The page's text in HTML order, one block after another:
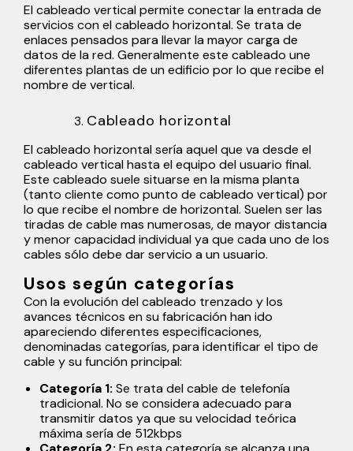
El cableado vertical permite conectar la entrada de
servicios con el cableado horizontal. Se trata de
enlaces pensados para llevar la mayor carga de
datos de la red. Generalmente este cableado une
diferentes plantas de un edificio por lo que recibe el
nombre de vertical.
Cableado horizontal
El cableado horizontal sería aquel que va desde el
cableado vertical hasta el equipo del usuario final.
Este cableado suele situarse en la misma planta
(tanto cliente como punto de cableado vertical) por
lo que recibe el nombre de horizontal. Suelen ser las
tiradas de cable mas numerosas, de mayor distancia
y menor capacidad individual ya que cada uno de los
cables sólo debe dar servicio a un usuario.
Usos según categorías
Con la evolución del cableado trenzado y los
avances técnicos en su fabricación han ido
apareciendo diferentes especificaciones,
denominadas categorías, para identificar el tipo de
cable y su función principal:
Categoría 1: Se trata del cable de telefonía
tradicional. No se considera adecuado para
transmitir datos ya que su velocidad teórica
máxima sería de 512kbps